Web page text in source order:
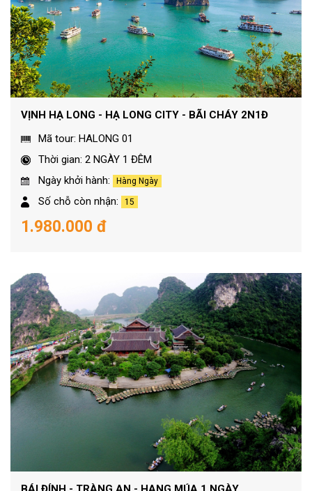
VỊNH HẠ LONG - HẠ LONG CITY - BÃI CHÁY 2N1Đ
Mã tour: HALONG 01
Thời gian: 2 NGÀY 1 ĐÊM
Ngày khởi hành:
Hàng Ngày
Số chỗ còn nhận: 15
1.980.000 đ